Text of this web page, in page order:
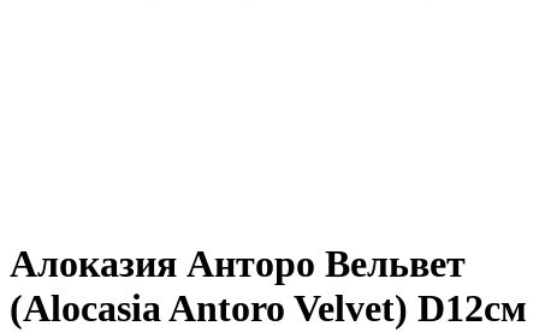
Алоказия Анторо Вельвет
(Alocasia Antoro Velvet) D12см